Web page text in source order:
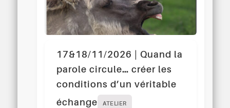
17&18/11/2026 | Quand la
parole circule… créer les
conditions d’un véritable
échange
ATELIER